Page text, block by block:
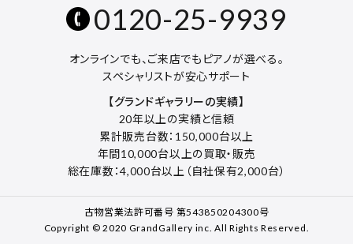
0120-25-9939
オンラインでも、ご来店でもピアノが選べる。
スペシャリストが安心サポート
【グランドギャラリーの実績】
20年以上の実績と信頼
累計販売台数：150,000台以上
年間10,000台以上の買取・販売
総在庫数：4,000台以上（自社保有2,000台）
古物営業法許可番号 第543850204300号
Copyright © 2020 GrandGallery inc. All Rights Reserved.